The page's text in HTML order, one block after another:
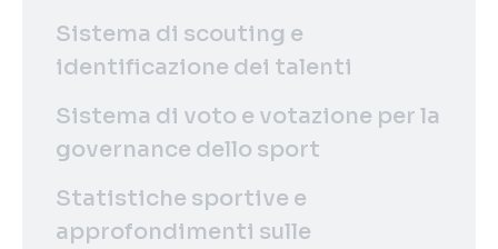
Sistema di scouting e
identificazione dei talenti
Sistema di voto e votazione per la
governance dello sport
Statistiche sportive e
approfondimenti sulle